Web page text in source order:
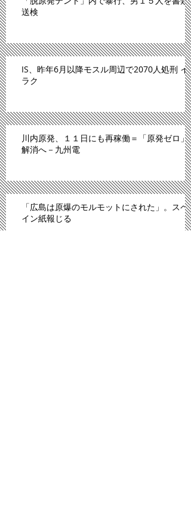
送検
IS、昨年6月以降モスル周辺で2070人処刑 イ
ラク
川内原発、１１日にも再稼働＝「原発ゼロ」
解消へ－九州電
「広島は原爆のモルモットにされた」。スペ
イン紙報じる